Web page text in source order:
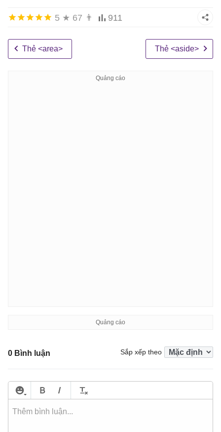
  <article class="browser">
<p>Mozilla Firefox là một trình duyệt web mã
  </article>
5 ★ 67 👨 911
Thẻ <area> Thẻ <aside>
0 Bình luận Sắp xếp theo